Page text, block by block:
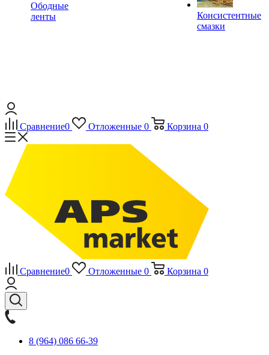
Ободные
ленты
Консистентные
смазки
Сравнение0 Отложенные 0 Корзина 0
Сравнение0 Отложенные 0 Корзина 0
8 (964) 086 66-39